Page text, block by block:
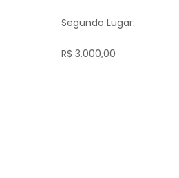
Segundo Lugar:
R$ 3.000,00